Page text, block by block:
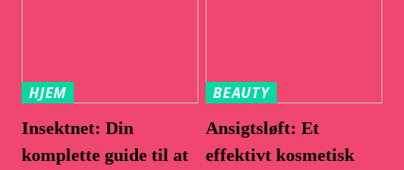
HJEM
Insektnet: Din
komplette guide til at
BEAUTY
Ansigtsløft: Et
effektivt kosmetisk